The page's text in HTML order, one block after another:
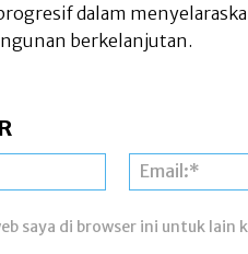
dalam
berkelanjutan.
Nama:*
saya di browser ini untuk lain